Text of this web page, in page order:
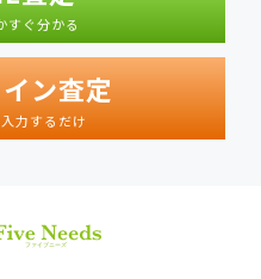
すぐ分かる
ン査定
力するだけ